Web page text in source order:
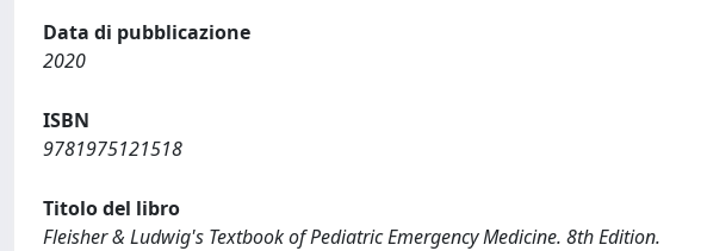
Data di pubblicazione
2020
ISBN
9781975121518
Titolo del libro
Fleisher & Ludwig's Textbook of Pediatric Emergency Medicine. 8th Edition.